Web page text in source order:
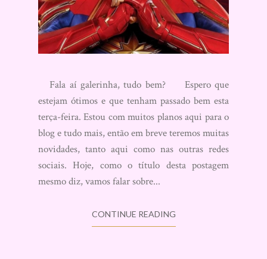
Fala aí galerinha, tudo bem? Espero que
estejam ótimos e que tenham passado bem esta
terça-feira. Estou com muitos planos aqui para o
blog e tudo mais, então em breve teremos muitas
novidades, tanto aqui como nas outras redes
sociais. Hoje, como o título desta postagem
mesmo diz, vamos falar sobre...
CONTINUE READING